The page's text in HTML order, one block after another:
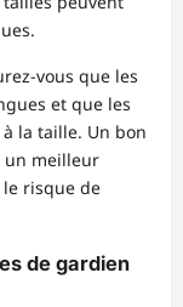
vous que les
et que les
la taille. Un bon
un meilleur
risque de
de gardien